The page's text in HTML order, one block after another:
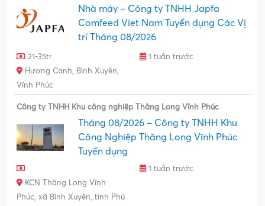
Nhà máy – Công ty TNHH Japfa
Comfeed Viet Nam Tuyển dụng Các Vị
trí Tháng 08/2026
21-35tr
1 tuần trước
Hương Canh, Bình Xuyên,
Vĩnh Phúc
Công ty TNHH Khu công nghiệp Thăng Long Vĩnh Phúc
Tháng 08/2026 – Công ty TNHH Khu
Công Nghiệp Thăng Long Vĩnh Phúc
Tuyển dụng
1 tuần trước
KCN Thăng Long Vĩnh
Phúc, xã Bình Xuyên, tỉnh Phú